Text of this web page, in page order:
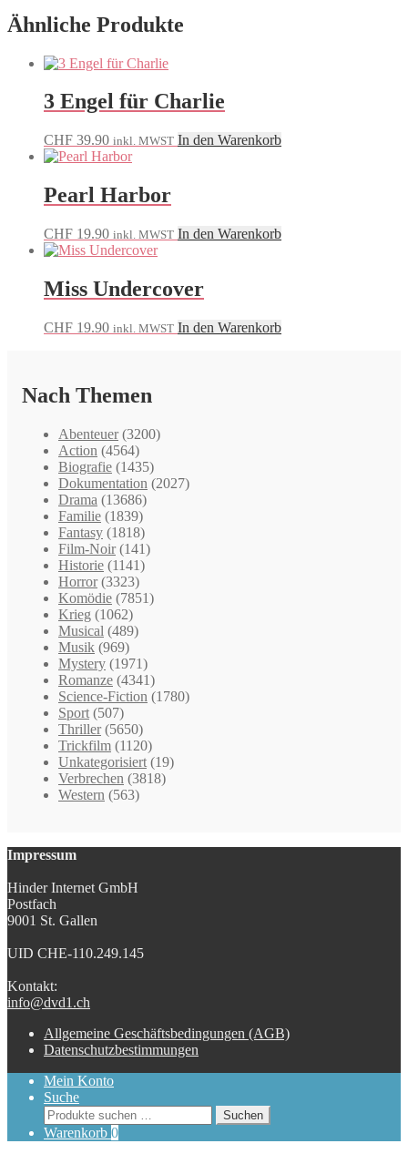
Ähnliche Produkte
3 Engel für Charlie
CHF 39.90 inkl. MWST In den Warenkorb
Pearl Harbor
CHF 19.90 inkl. MWST In den Warenkorb
Miss Undercover
CHF 19.90 inkl. MWST In den Warenkorb
Nach Themen
Abenteuer (3200)
Action (4564)
Biografie (1435)
Dokumentation (2027)
Drama (13686)
Familie (1839)
Fantasy (1818)
Film-Noir (141)
Historie (1141)
Horror (3323)
Komödie (7851)
Krieg (1062)
Musical (489)
Musik (969)
Mystery (1971)
Romanze (4341)
Science-Fiction (1780)
Sport (507)
Thriller (5650)
Trickfilm (1120)
Unkategorisiert (19)
Verbrechen (3818)
Western (563)
Impressum
Hinder Internet GmbH
Postfach
9001 St. Gallen
UID CHE-110.249.145
Kontakt:
info@dvd1.ch
Allgemeine Geschäftsbedingungen (AGB)
Datenschutzbestimmungen
Mein Konto
Suche
Suchen
nach:
Suchen
Warenkorb 0